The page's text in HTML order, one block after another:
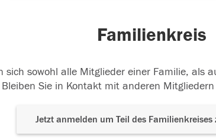
Familienkreis
sich sowohl alle Mitglieder einer Familie, als
Sie in Kontakt mit anderen
Jetzt anmelden um Teil des Familienkreises